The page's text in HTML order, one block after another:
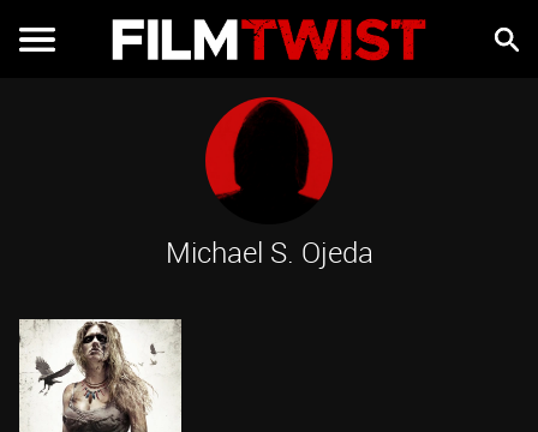
Michael S. Ojeda